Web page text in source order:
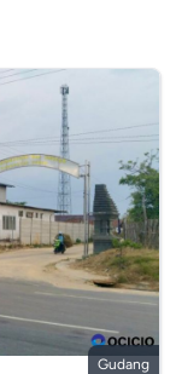
Gudang